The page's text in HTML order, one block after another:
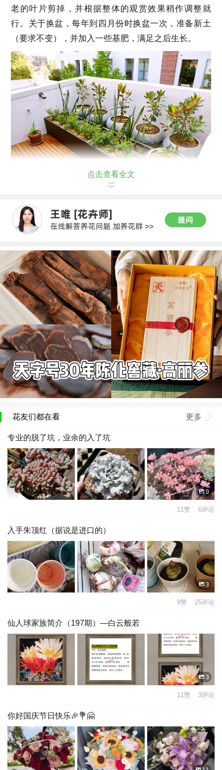
老的叶片剪掉，并根据整体的观赏效果稍作调整就
行。关于换盆，每年到四月份时换盆一次，准备新土
（要求不变），并加入一些基肥，满足之后生长。
点击查看全文
花友们都在看 更多
专业的脱了坑，业余的入了坑
9
11赞 6评论
入手朱顶红（据说是进口的）
3
9赞 25评论
仙人球家族简介（197期）—白云般若
3
11赞 3评论
你好国庆节日快乐🎉💐🤗